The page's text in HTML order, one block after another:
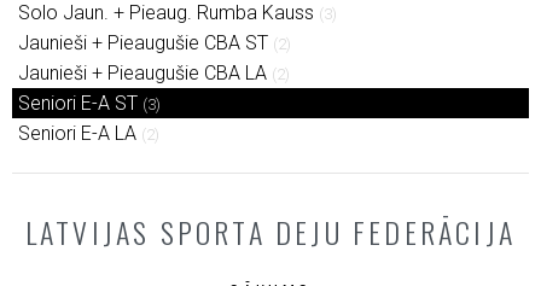
Solo Jaun. + Pieaug. Rumba Kauss (3)
Jaunieši + Pieaugušie CBA ST (2)
Jaunieši + Pieaugušie CBA LA (2)
Seniori E-A ST (3)
Seniori E-A LA (2)
LATVIJAS SPORTA DEJU FEDERĀCIJA